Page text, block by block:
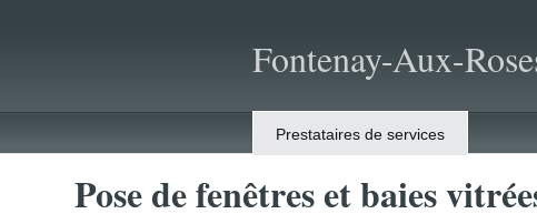
Fontenay-Aux-
Prestataires de services
Pose de fenêtres et baies